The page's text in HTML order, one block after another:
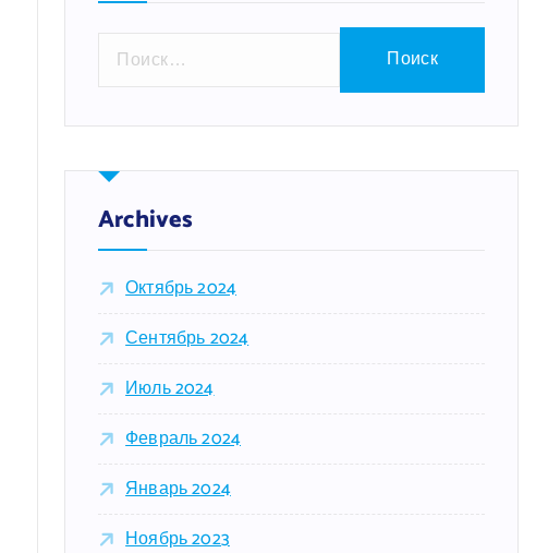
т
:
Archives
Октябрь 2024
Сентябрь 2024
Июль 2024
Февраль 2024
Январь 2024
Ноябрь 2023